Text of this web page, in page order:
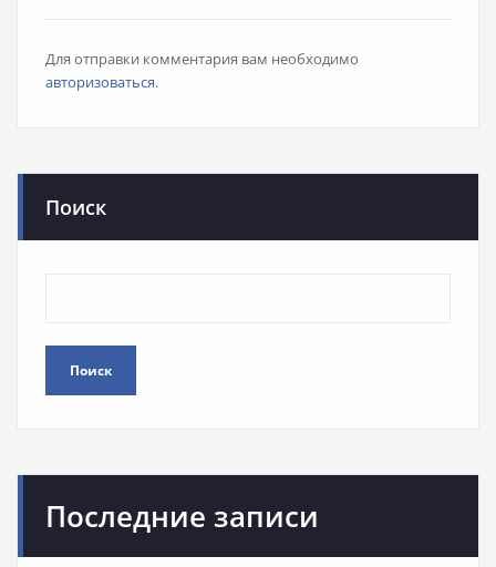
Для отправки комментария вам необходимо
авторизоваться.
Поиск
Поиск
Последние записи